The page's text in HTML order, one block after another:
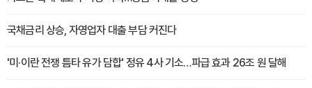
국채금리 상승, 자영업자 대출 부담 커진다
'미·이란 전쟁 틈타 유가 담합' 정유 4사 기소…파급 효과 26조 원 달해